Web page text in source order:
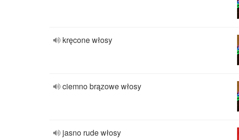
kręcone włosy
ciemno brązowe włosy
jasno rude włosy